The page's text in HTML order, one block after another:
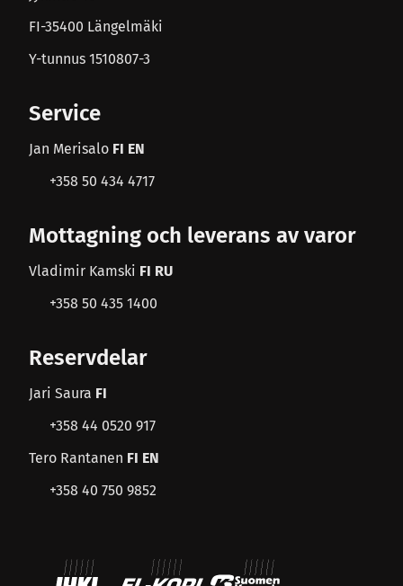
FI-35400 Längelmäki
Y-tunnus 1510807-3
Service
Jan Merisalo FI EN
+358 50 434 4717
Mottagning och leverans av varor
Vladimir Kamski FI RU
+358 50 435 1400
Reservdelar
Jari Saura FI
+358 44 0520 917
Tero Rantanen FI EN
+358 40 750 9852